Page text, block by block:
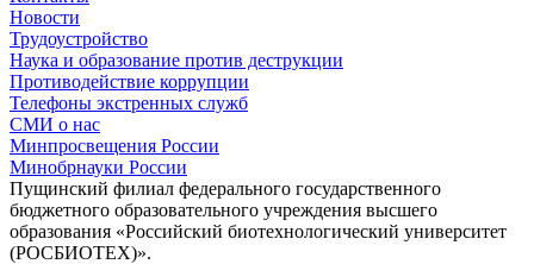
Новости
Трудоустройство
Наука и образование против деструкции
Противодействие коррупции
Телефоны экстренных служб
СМИ о нас
Минпросвещения России
Минобрнауки России
Пущинский филиал федерального государственного
бюджетного образовательного учреждения высшего
образования «Российский биотехнологический университет
(РОСБИОТЕХ)».